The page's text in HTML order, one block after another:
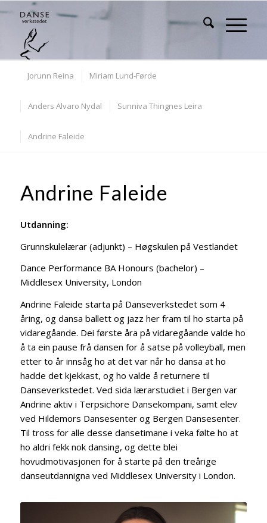
Jorunn Reina Miriam Lund-Førde
Anders Alvaro Nydal Sunniva Thingnes Leira
Andrine Faleide
Andrine Faleide
Utdanning:
Grunnskulelærar (adjunkt) – Høgskulen på Vestlandet
Dance Performance BA Honours (bachelor) –
Middlesex University, London
Andrine Faleide starta på Danseverkstedet som 4
åring, og dansa ballett og jazz her fram til ho starta på
vidaregåande. Dei første åra på vidaregåande valde ho
å ta ein pause frå dansen for å satse på volleyball, men
etter to år innsåg ho at det var når ho dansa at ho
hadde det kjekkast, og ho valde å returnere til
Danseverkstedet. Ved sida lærarstudiet i Bergen var
Andrine aktiv i Terpsichore Dansekompani, samt elev
ved Hildemors Dansesenter og Bergen Dansesenter.
Til tross for alle desse dansetimane i veka følte ho at
ho aldri fekk nok dansing, og dette blei
hovudmotivasjonen for å starte på den treårige
danseutdannigna ved Middlesex University i London.